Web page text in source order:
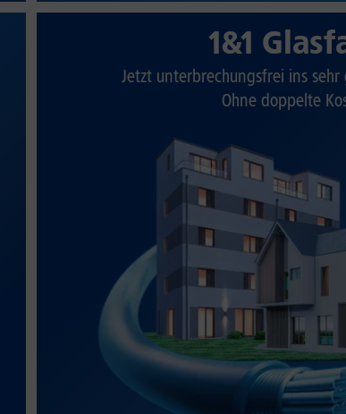
1&1
Jetzt unterbrechungsfrei ins
Ohne doppelte